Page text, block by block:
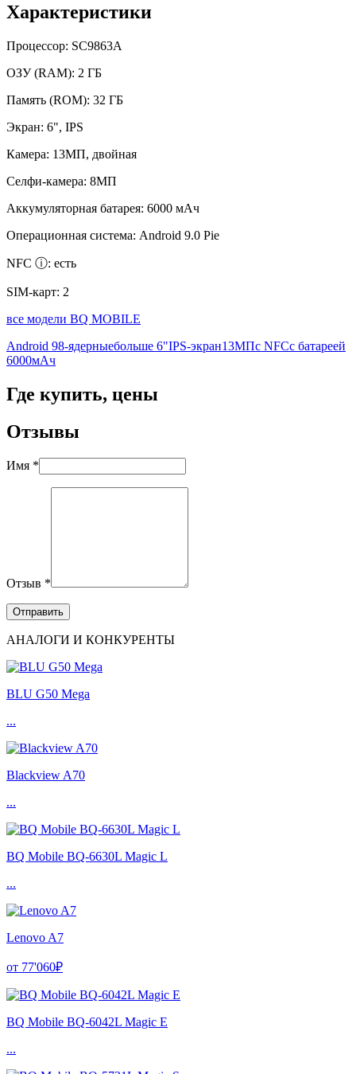
Характеристики
Процессор: SC9863A
ОЗУ (RAM): 2 ГБ
Память (ROM): 32 ГБ
Экран: 6", IPS
Камера: 13МП, двойная
Селфи-камера: 8МП
Аккумуляторная батарея: 6000 мАч
Операционная система: Android 9.0 Pie
NFC ⓘ: есть
SIM-карт: 2
все модели BQ MOBILE
Android 98-ядерныебольше 6"IPS-экран13МПс NFCс батареей
6000мАч
Где купить, цены
Отзывы
Имя *
Отзыв *
АНАЛОГИ И КОНКУРЕНТЫ
BLU G50 Mega
...
Blackview A70
...
BQ Mobile BQ-6630L Magic L
...
Lenovo A7
от 77'060₽
BQ Mobile BQ-6042L Magic E
...